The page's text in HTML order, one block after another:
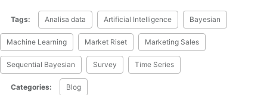
Tags: Analisa data Artificial Intelligence Bayesian
Machine Learning Market Riset Marketing Sales
Sequential Bayesian Survey Time Series
Categories: Blog